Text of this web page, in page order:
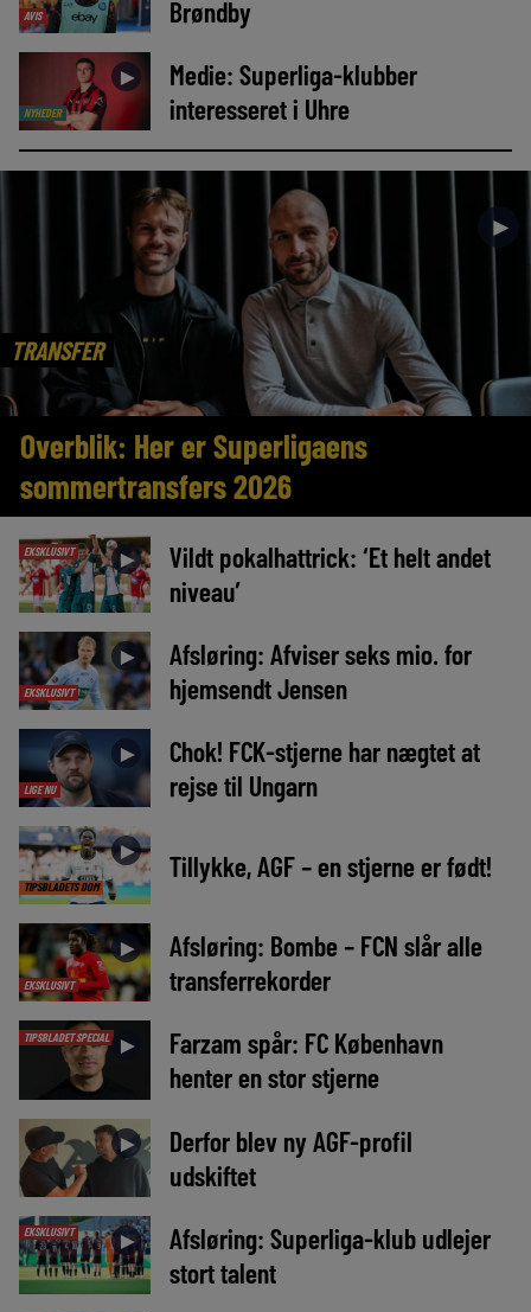
AVIS Brøndby
NYHEDER
►
Medie: Superliga-klubber
interesseret i Uhre
TRANSFER
►
Overblik: Her er Superligaens
sommertransfers 2026
EKSKLUSIVT ►
Vildt pokalhattrick: ‘Et helt andet
niveau’
EKSKLUSIVT
►
Afsløring: Afviser seks mio. for
hjemsendt Jensen
LIGE NU
►
Chok! FCK-stjerne har nægtet at
rejse til Ungarn
TIPSBLADETS DOM
► Tillykke, AGF – en stjerne er født!
EKSKLUSIVT
►
Afsløring: Bombe – FCN slår alle
transferrekorder
TIPSBLADET SPECIAL ►
Farzam spår: FC København
henter en stor stjerne
►
Derfor blev ny AGF-profil
udskiftet
EKSKLUSIVT ►
Afsløring: Superliga-klub udlejer
stort talent